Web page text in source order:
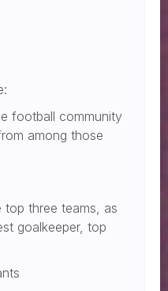
football community
among those
top three teams, as
goalkeeper, top